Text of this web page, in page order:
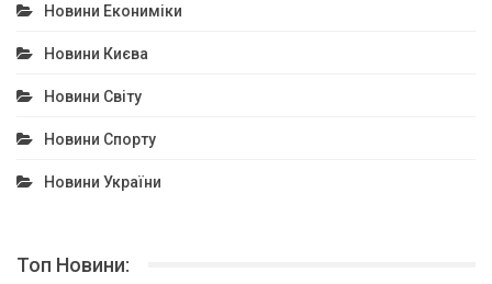
Новини Екониміки
Новини Києва
Новини Світу
Новини Спорту
Новини України
Топ Новини: